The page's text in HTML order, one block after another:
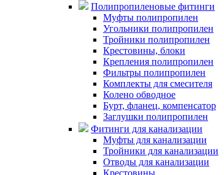
Полипропиленовые фитинги
Муфты полипропилен
Угольники полипропилен
Тройники полипропилен
Крестовины, блоки
Крепления полипропилен
Фильтры полипропилен
Комплекты для смесителя
Колено обводное
Бурт, фланец, компенсатор
Заглушки полипропилен
Фитинги для канализации
Муфты для канализации
Тройники для канализации
Отводы для канализации
Крестовины